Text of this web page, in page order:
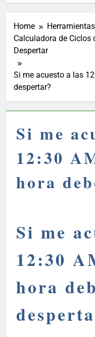
Home
Calculadora de Ciclos
Despertar
Si me acuesto a las
despertar?
Si me
12:30
hora
Si me
12:30
hora